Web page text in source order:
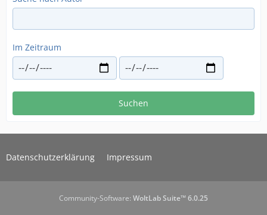
Im Zeitraum
Suchen
Datenschutzerklärung Impressum
Community-Software: WoltLab Suite™ 6.0.25